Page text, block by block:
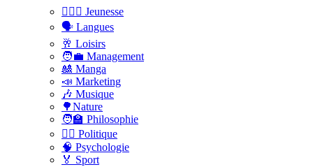
🤸🏽‍♀️ Jeunesse
🗣 Langues
🥂 Loisirs
🧑‍💼 Management
🎎 Manga
📣 Marketing
🎶 Musique
🌳Nature
🧑‍🏫 Philosophie
👨‍⚖️ Politique
🧠 Psychologie
🏅 Sport